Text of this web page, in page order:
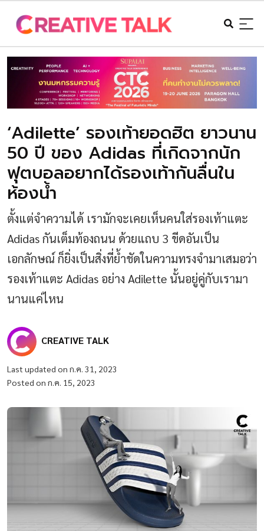
‘Adilette’ รองเท้ายอดฮิต ยาวนาน
50 ปี ของ Adidas ที่เกิดจากนัก
ฟุตบอลอยากได้รองเท้ากันลื่นใน
ห้องน้ำ
ตั้งแต่จำความได้ เรามักจะเคยเห็นคนใส่รองเท้าแตะ
Adidas กันเต็มท้องถนน ด้วยแถบ 3 ขีดอันเป็น
เอกลักษณ์ ก็ยิ่งเป็นสิ่งที่ย้ำชัดในความทรงจำมาเสมอว่า
รองเท้าแตะ Adidas อย่าง Adilette นั้นอยู่คู่กับเรามา
นานแค่ไหน
CREATIVE TALK
Last updated on ก.ค. 31, 2023
Posted on ก.ค. 15, 2023